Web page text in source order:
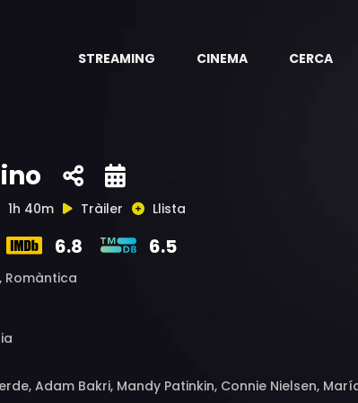
STREAMING CINEMA CERCA
1h 40m Tràiler Llista
6.8 6.5
Romàntica
Adam Bakri, Mandy Patinkin, Connie Nielsen,